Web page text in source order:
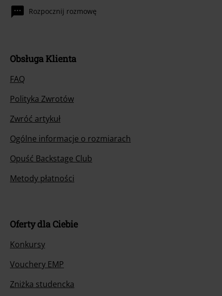
Rozpocznij rozmowę
Obsługa Klienta
FAQ
Polityka Zwrotów
Zwróć artykuł
Ogólne informacje o rozmiarach
Opuść Backstage Club
Metody płatności
Oferty dla Ciebie
Konkursy
Vouchery EMP
Zniżka studencka